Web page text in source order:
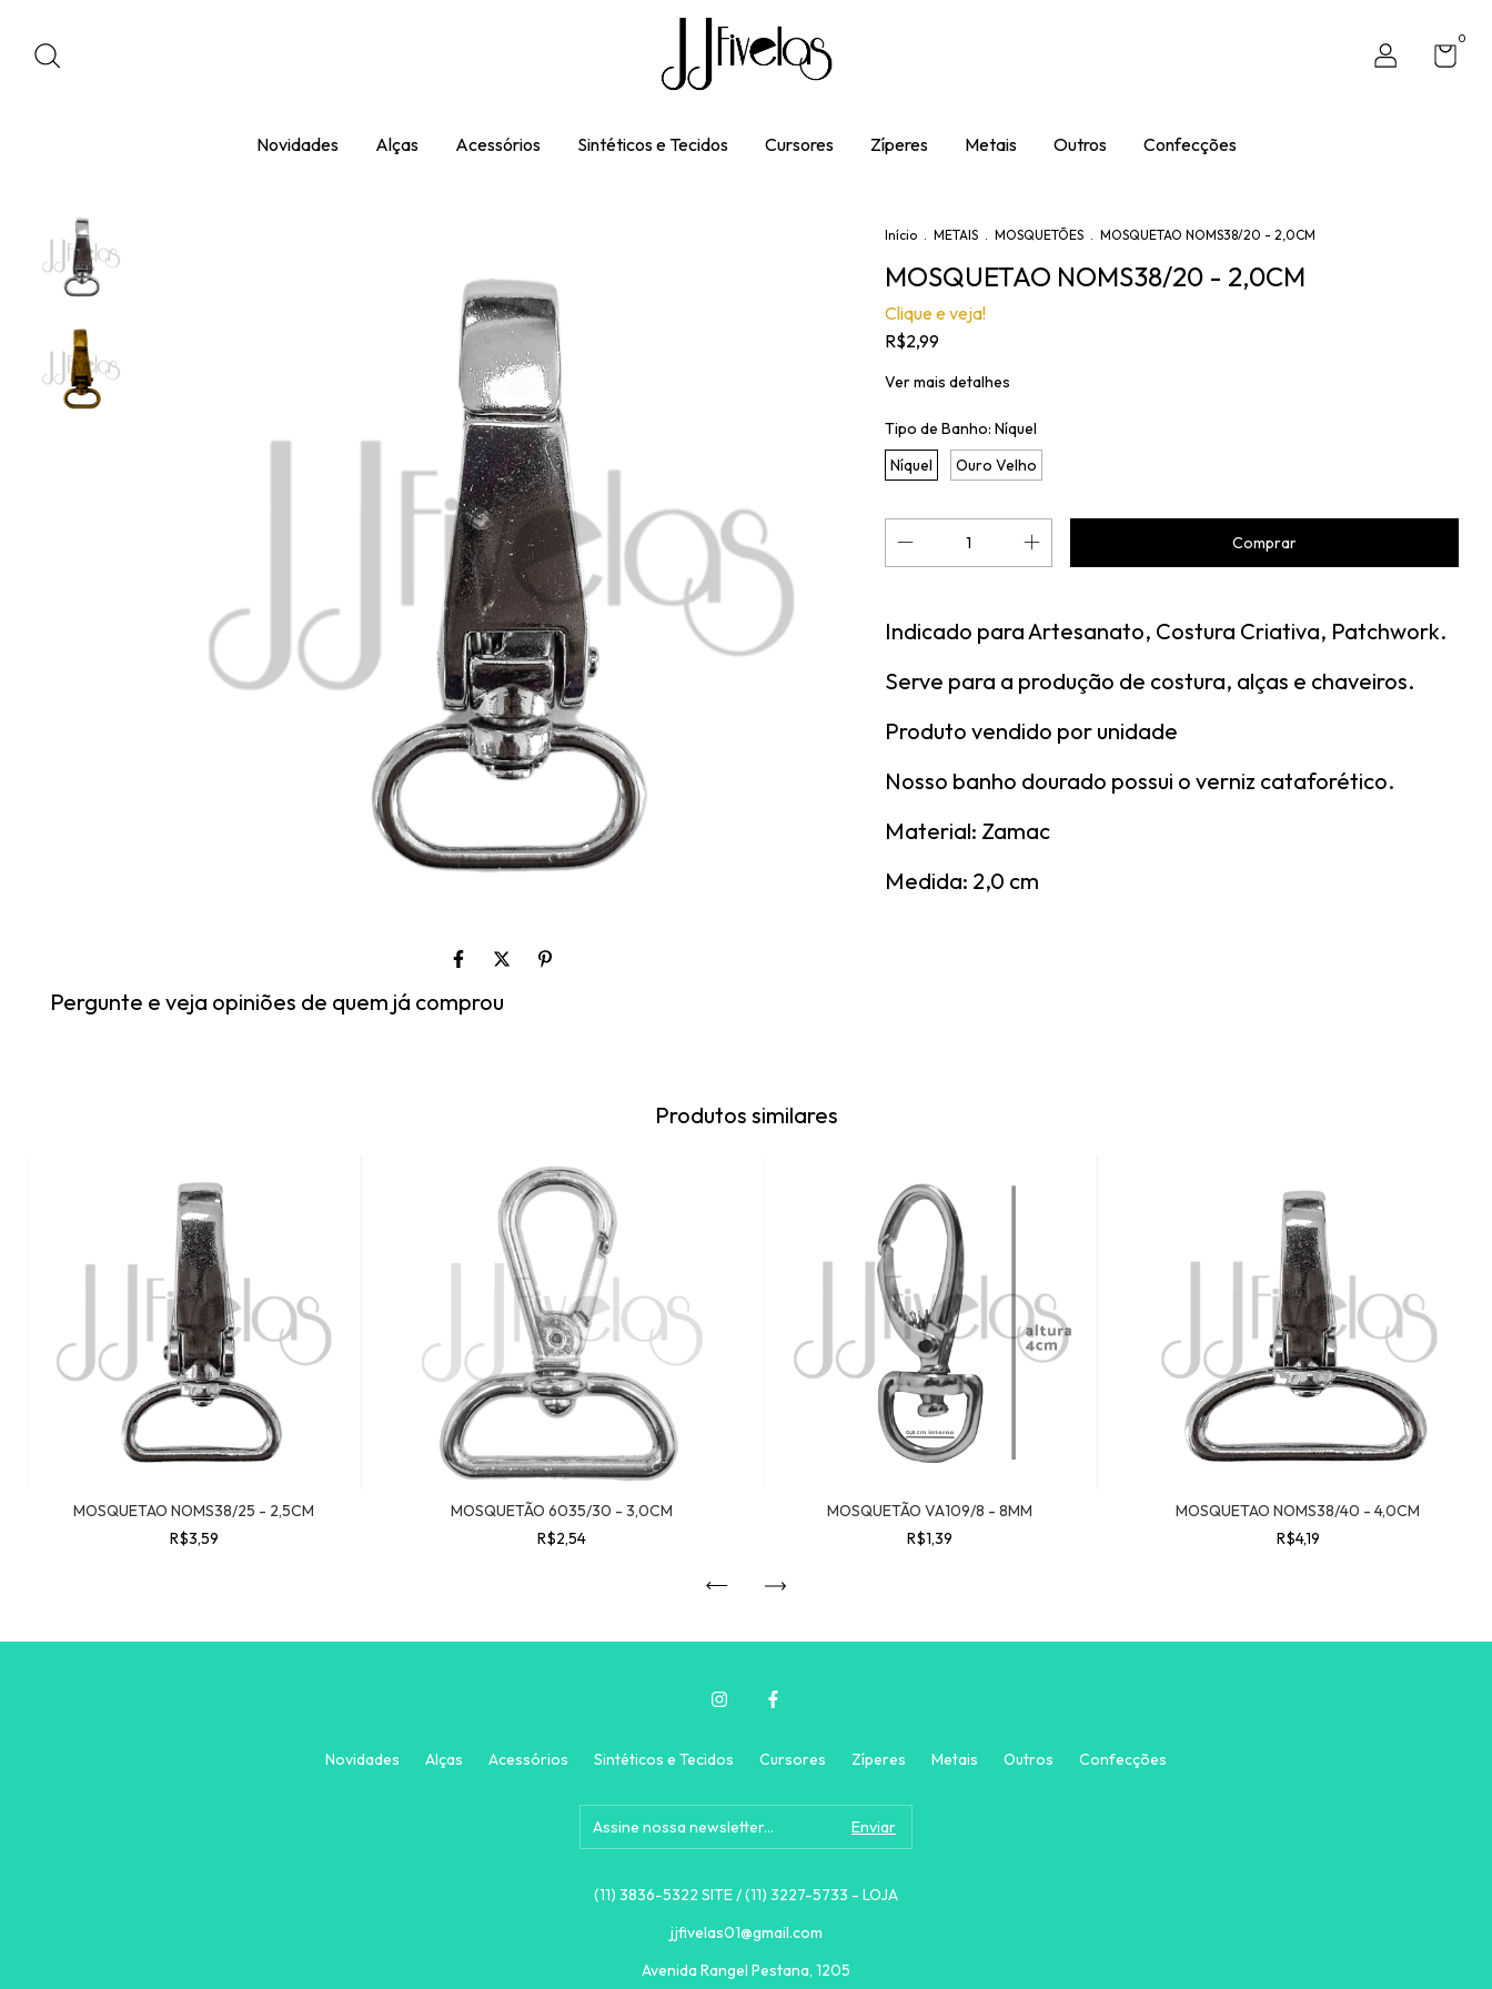
0
Novidades Alças Acessórios Sintéticos e Tecidos Cursores Zíperes Metais Outros Confecções
Início . METAIS . MOSQUETÕES . MOSQUETAO NOMS38/20 - 2,0CM
MOSQUETAO NOMS38/20 - 2,0CM
Clique e veja!
R$2,99
Ver mais detalhes
Tipo de Banho: Níquel
Níquel
Ouro Velho
Indicado para Artesanato, Costura Criativa, Patchwork.
Serve para a produção de costura, alças e chaveiros.
Produto vendido por unidade
Nosso banho dourado possui o verniz cataforético.
Material: Zamac
Medida: 2,0 cm
Pergunte e veja opiniões de quem já comprou
Produtos similares
MOSQUETAO NOMS38/25 - 2,5CM
R$3,59
MOSQUETÃO 6035/30 - 3,0CM
R$2,54
MOSQUETÃO VA109/8 - 8MM
R$1,39
MOSQUETAO NOMS38/40 - 4,0CM
R$4,19
Novidades Alças Acessórios Sintéticos e Tecidos Cursores Zíperes Metais Outros Confecções
(11) 3836-5322 SITE / (11) 3227-5733 - LOJA
jjfivelas01@gmail.com
Avenida Rangel Pestana, 1205